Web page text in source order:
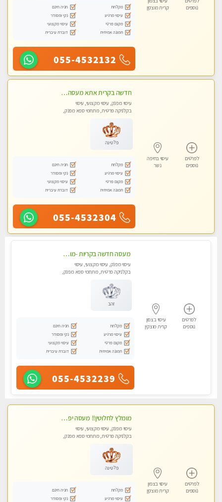
נוספים
קרית מוצקין
מקלחת
חניה חינם
עיסוי מרגיע
נקי ומסודר
מקום פרטי
עיסוי מקצועי
תמונה אמיתית
דוברת עיברית
055-4532132
לפרטים
נוספים
עיסוי בחיפה
נשר
חדשה בקרית אתא מעסה איכותית מקצועית ומפנקת. ללא מין
עיסוי מפנק, עיסוי מקצועי, עיסוי
בקלניקה פרטית, מתחמי ספא מפנק,
פלטינה
מקלחת
חניה חינם
עיסוי מרגיע
נקי ומסודר
מקום פרטי
עיסוי מקצועי
תמונה אמיתית
דוברת עיברית
055-4532304
לפרטים
נוספים
עיסוי בצפון
קרית מוצקין
מעסה חדשה בקריות -מומלץ לחלוטין!! כל סוגי העיסויים מעסה מקצועית ואיכותית פרטי!! highly recommended..new in the city
עיסוי מפנק, עיסוי מקצועי, עיסוי
בקלניקה פרטית, מתחמי ספא מפנק,
זהב
מקלחת
חניה חינם
עיסוי מרגיע
נקי ומסודר
מקום פרטי
עיסוי מקצועי
תמונה אמיתית
דוברת עיברית
055-4532239
לפרטים
נוספים
עיסוי בצפון
קרית מוצקין
מומלץ לחלוטין!! מעסה יפה איכותית מקצועית ומפנקת מאוד.פרטי.מומלץ בחום.
עיסוי מפנק, עיסוי מקצועי, עיסוי
בקלניקה פרטית, מתחמי ספא מפנק,
פלטינה
מקלחת
חניה חינם
עיסוי מרגיע
נקי ומסודר